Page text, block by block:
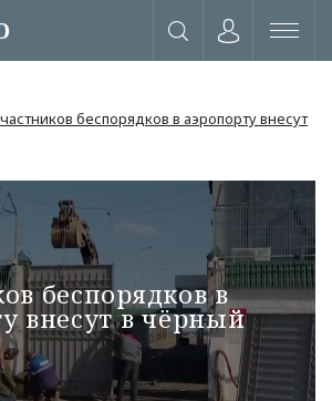
беспорядков в аэропорту внесут
беспорядков в
внесут в чёрный